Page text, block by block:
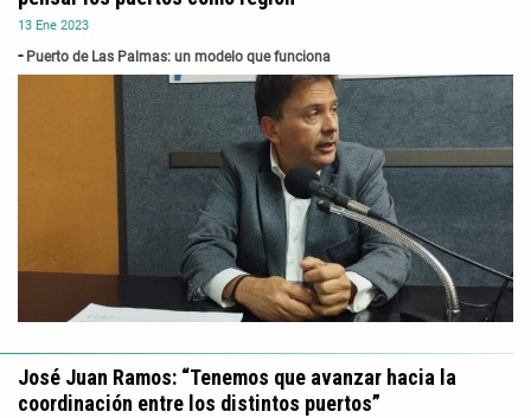
13 Ene 2023
Puerto de Las Palmas: un modelo que funciona
José Juan Ramos: “Tenemos que avanzar hacia la
coordinación entre los distintos puertos”